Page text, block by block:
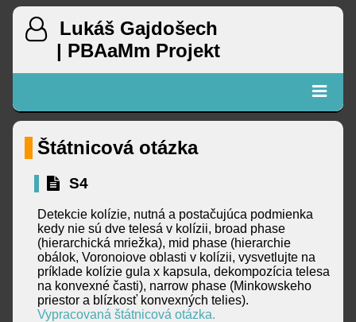
Lukáš Gajdošech
| PBAaMm Projekt
Štátnicová otázka
S4
Detekcie kolízie, nutná a postačujúca podmienka
kedy nie sú dve telesá v kolízii, broad phase
(hierarchická mriežka), mid phase (hierarchie
obálok, Voronoiove oblasti v kolízii, vysvetlujte na
príklade kolízie gula x kapsula, dekompozícia telesa
na konvexné časti), narrow phase (Minkowskeho
priestor a blízkosť konvexných telies).
Vypracovaná štátnicová otázka.